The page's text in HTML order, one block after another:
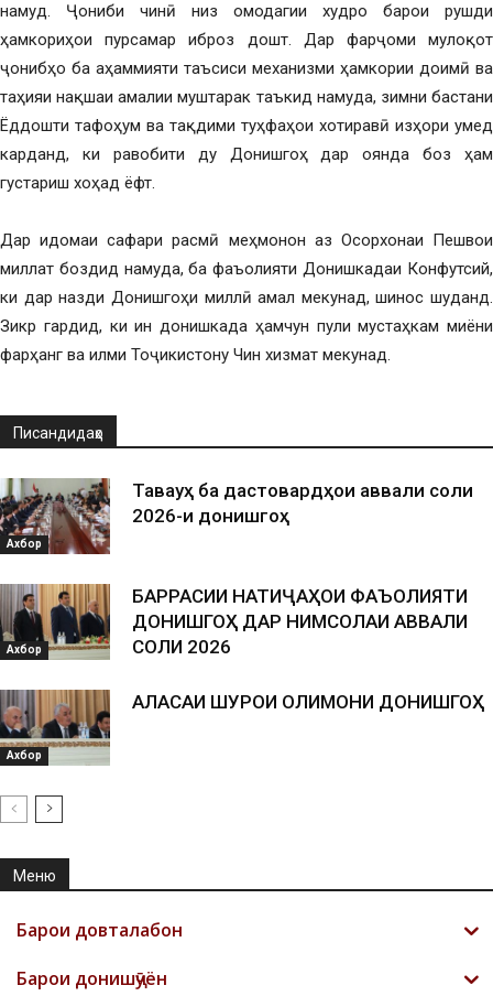
намуд. Ҷониби чинӣ низ омодагии худро барои рушди
ҳамкориҳои пурсамар иброз дошт. Дар фарҷоми мулоқот
ҷонибҳо ба аҳаммияти таъсиси механизми ҳамкории доимӣ ва
таҳияи нақшаи амалии муштарак таъкид намуда, зимни бастани
Ёддошти тафоҳум ва тақдими туҳфаҳои хотиравӣ изҳори умед
карданд, ки равобити ду Донишгоҳ дар оянда боз ҳам
густариш хоҳад ёфт.
Дар идомаи сафари расмӣ меҳмонон аз Осорхонаи Пешвои
миллат боздид намуда, ба фаъолияти Донишкадаи Конфутсий,
ки дар назди Донишгоҳи миллӣ амал мекунад, шинос шуданд.
Зикр гардид, ки ин донишкада ҳамчун пули мустаҳкам миёни
фарҳанг ва илми Тоҷикистону Чин хизмат мекунад.
Писандидаҳо
Ахбор
Таваҷҷуҳ ба дастовардҳои аввали соли
2026-и донишгоҳ
Ахбор
БАРРАСИИ НАТИҶАҲОИ ФАЪОЛИЯТИ
ДОНИШГОҲ ДАР НИМСОЛАИ АВВАЛИ
СОЛИ 2026
Ахбор
АЛАСАИ ШУРОИ ОЛИМОНИ ДОНИШГОҲ
Меню
Барои довталабон
Барои донишҷӯён